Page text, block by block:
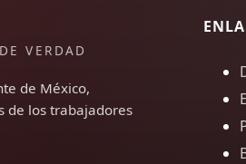
VERDAD
de México,
de los trabajadores